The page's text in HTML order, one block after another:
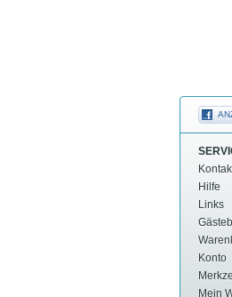
Hilfe
Links
Konto
Mein